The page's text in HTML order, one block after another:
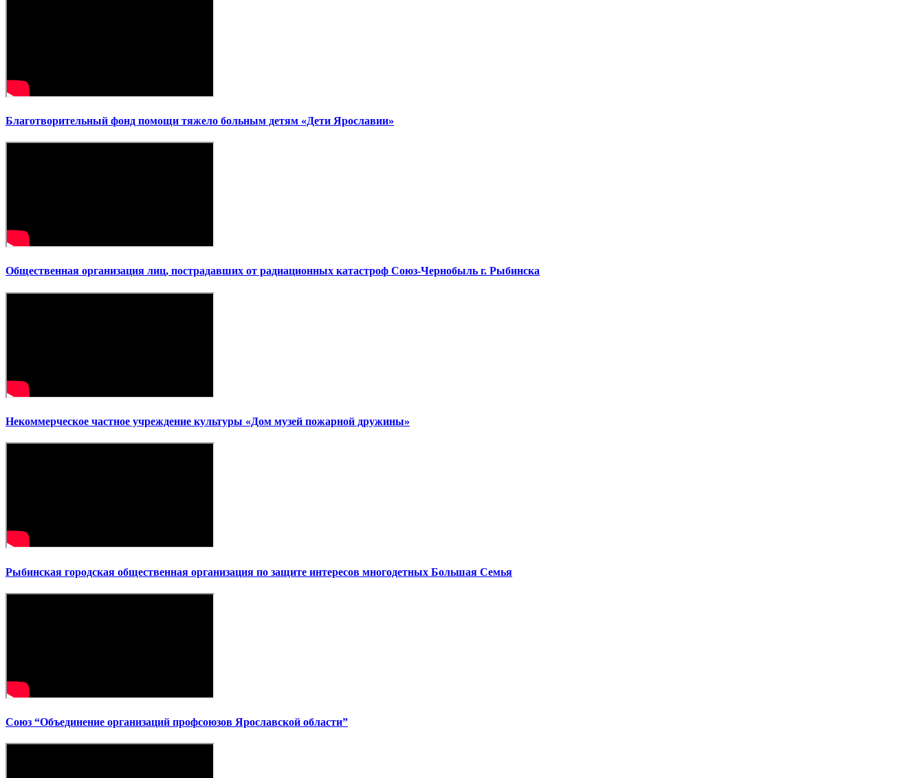
Благотворительный фонд помощи тяжело больным детям «Дети Ярославии»
Общественная организация лиц, пострадавших от радиационных катастроф Союз-Чернобыль г. Рыбинска
Некоммерческое частное учреждение культуры «Дом музей пожарной дружины»
Рыбинская городская общественная организация по защите интересов многодетных Большая Семья
Союз “Объединение организаций профсоюзов Ярославской области”